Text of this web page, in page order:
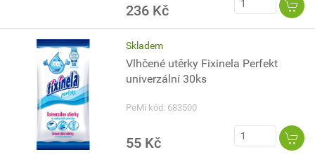
236 Kč
Skladem
Vlhčené utěrky Fixinela Perfekt
univerzální 30ks
PeMi kód: 683500
55 Kč